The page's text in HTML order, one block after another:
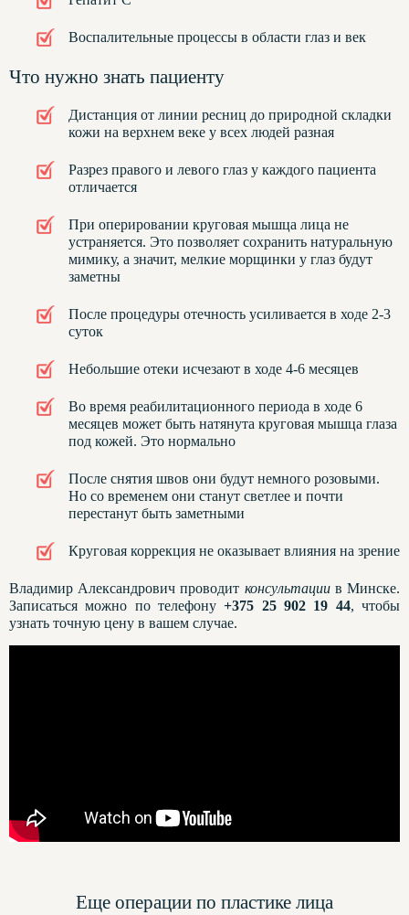
Воспалительные процессы в области глаз и век
Что нужно знать пациенту
Дистанция от линии ресниц до природной складки
кожи на верхнем веке у всех людей разная
Разрез правого и левого глаз у каждого пациента
отличается
При оперировании круговая мышца лица не
устраняется. Это позволяет сохранить натуральную
мимику, а значит, мелкие морщинки у глаз будут
заметны
После процедуры отечность усиливается в ходе 2-3
суток
Небольшие отеки исчезают в ходе 4-6 месяцев
Во время реабилитационного периода в ходе 6
месяцев может быть натянута круговая мышца глаза
под кожей. Это нормально
После снятия швов они будут немного розовыми.
Но со временем они станут светлее и почти
перестанут быть заметными
Круговая коррекция не оказывает влияния на зрение
Владимир Александрович проводит консультациив Минске.
Записаться можно по телефону+375 25 902 19 44, чтобы
узнать точную цену в вашем случае.
Еще операции по пластике лица